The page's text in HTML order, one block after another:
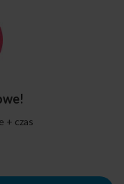
+ czas